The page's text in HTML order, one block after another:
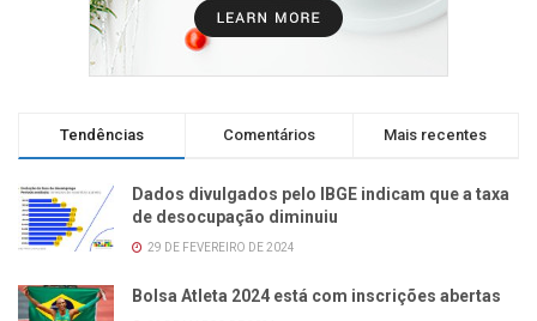
Tendências Comentários Mais recentes
Dados divulgados pelo IBGE indicam que a taxa
de desocupação diminuiu
29 DE FEVEREIRO DE 2024
Bolsa Atleta 2024 está com inscrições abertas